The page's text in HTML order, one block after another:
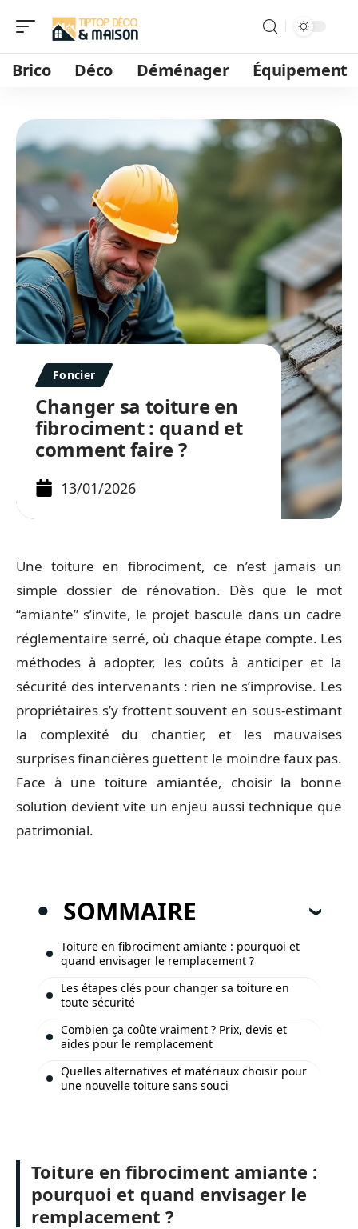
Brico Déco Déménager Équipement
Foncier
Changer sa toiture en
fibrociment : quand et
comment faire ?
13/01/2026
Une toiture en fibrociment, ce n’est jamais un
simple dossier de rénovation. Dès que le mot
“amiante” s’invite, le projet bascule dans un cadre
réglementaire serré, où chaque étape compte. Les
méthodes à adopter, les coûts à anticiper et la
sécurité des intervenants : rien ne s’improvise. Les
propriétaires s’y frottent souvent en sous-estimant
la complexité du chantier, et les mauvaises
surprises financières guettent le moindre faux pas.
Face à une toiture amiantée, choisir la bonne
solution devient vite un enjeu aussi technique que
patrimonial.
SOMMAIRE
Toiture en fibrociment amiante : pourquoi et
quand envisager le remplacement ?
Les étapes clés pour changer sa toiture en
toute sécurité
Combien ça coûte vraiment ? Prix, devis et
aides pour le remplacement
Quelles alternatives et matériaux choisir pour
une nouvelle toiture sans souci
Toiture en fibrociment amiante :
pourquoi et quand envisager le
remplacement ?